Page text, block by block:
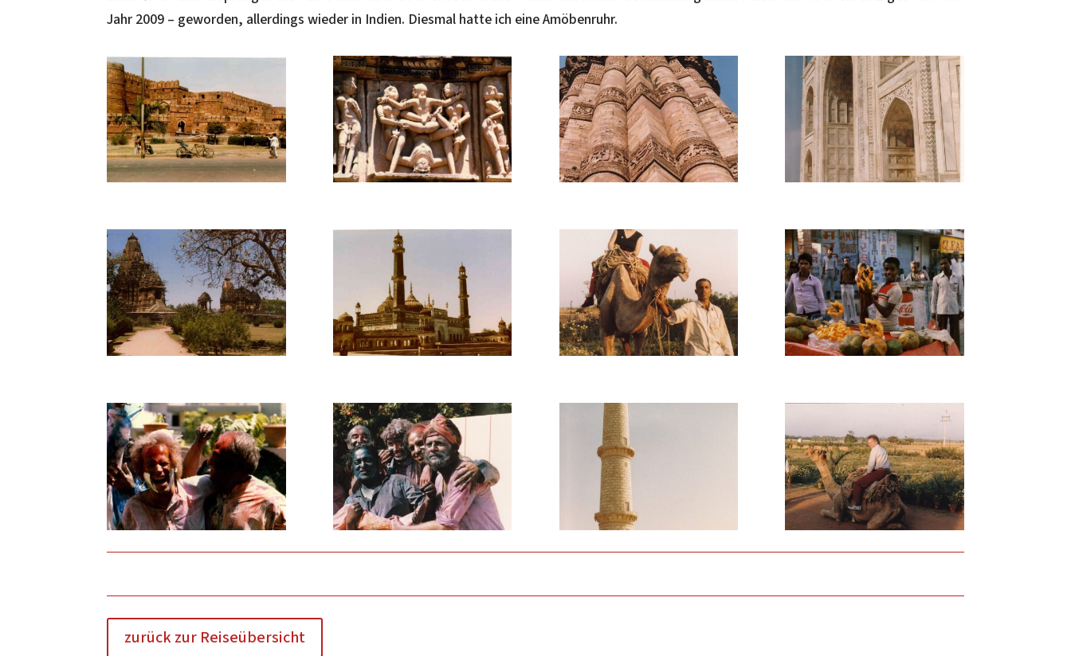
Jahr 2009 – geworden, allerdings wieder in Indien. Diesmal hatte ich eine Amöbenruhr.
zurück zur Reiseübersicht